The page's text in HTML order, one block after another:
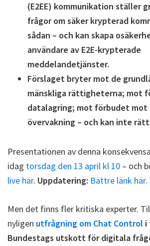
(E2EE) kommunikation ställer
frågor om säker krypterad
sådan – och kan skapa
användare av E2E-krypterade
meddelandetjänster.
Förslaget bryter mot de
mänskliga rättigheterna; mot
datalagring; mot förbudet mot
övervakning – och kan inte
Presentationen av denna
idag torsdag den 13 april kl 10 – och
live här. Uppdatering: Bättre länk här.
Men det finns fler kritiska experter.
nyligen utfrågning om Chat Control i
Bundestags utskott för digitala